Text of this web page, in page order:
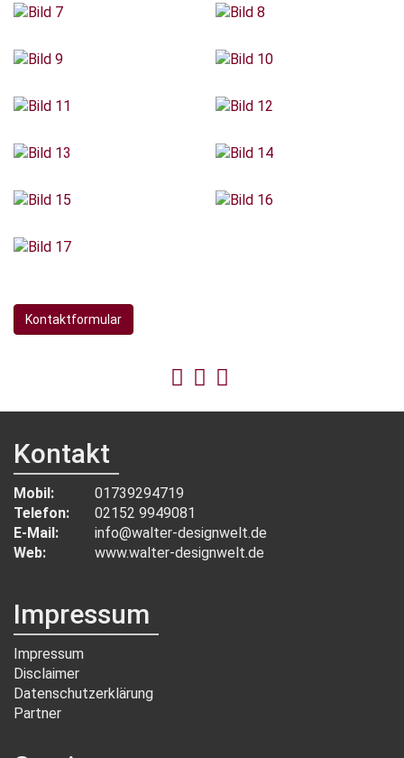
Kontaktformular
Kontakt
Mobil:
01739294719
Telefon:
02152 9949081
E-Mail:
info@walter-designwelt.de
Web:
www.walter-designwelt.de
Impressum
Impressum
Disclaimer
Datenschutzerklärung
Partner